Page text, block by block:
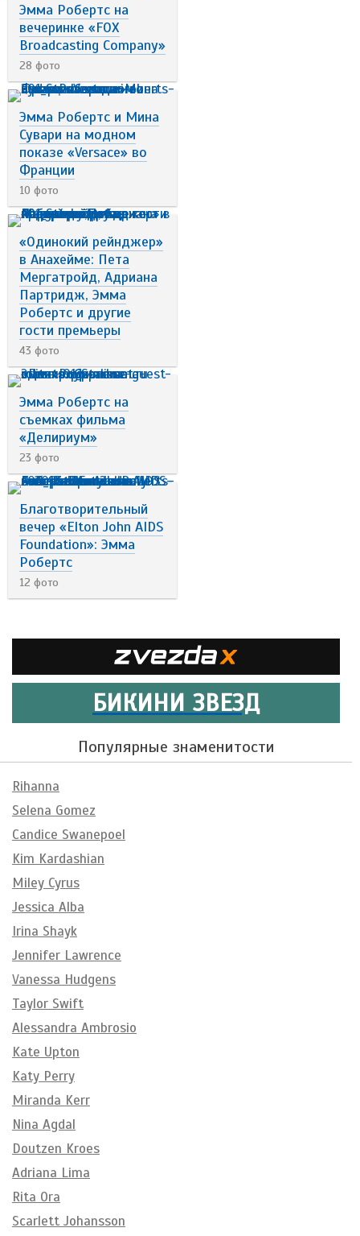
Эмма Робертс на
вечеринке «FOX
Broadcasting Company»
28 фото
Эмма Робертс и Мина
Сувари на модном
показе «Versace» во
Франции
10 фото
«Одинокий рейнджер»
в Анахейме: Пета
Мергатройд, Адриана
Партридж, Эмма
Робертс и другие
гости премьеры
43 фото
Эмма Робертс на
съемках фильма
«Делириум»
23 фото
Благотворительный
вечер «Elton John AIDS
Foundation»: Эмма
Робертс
12 фото
БИКИНИ ЗВЕЗД
Популярные знаменитости
Rihanna
Selena Gomez
Candice Swanepoel
Kim Kardashian
Miley Cyrus
Jessica Alba
Irina Shayk
Jennifer Lawrence
Vanessa Hudgens
Taylor Swift
Alessandra Ambrosio
Kate Upton
Katy Perry
Miranda Kerr
Nina Agdal
Doutzen Kroes
Adriana Lima
Rita Ora
Scarlett Johansson